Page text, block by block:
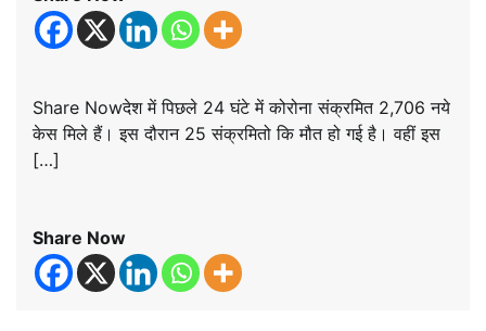
Share Nowदेश में पिछले 24 घंटे में कोरोना संक्रमित 2,706 नये
केस मिले हैं। इस दौरान 25 संक्रमितो कि मौत हो गई है। वहीं इस
[…]
Share Now